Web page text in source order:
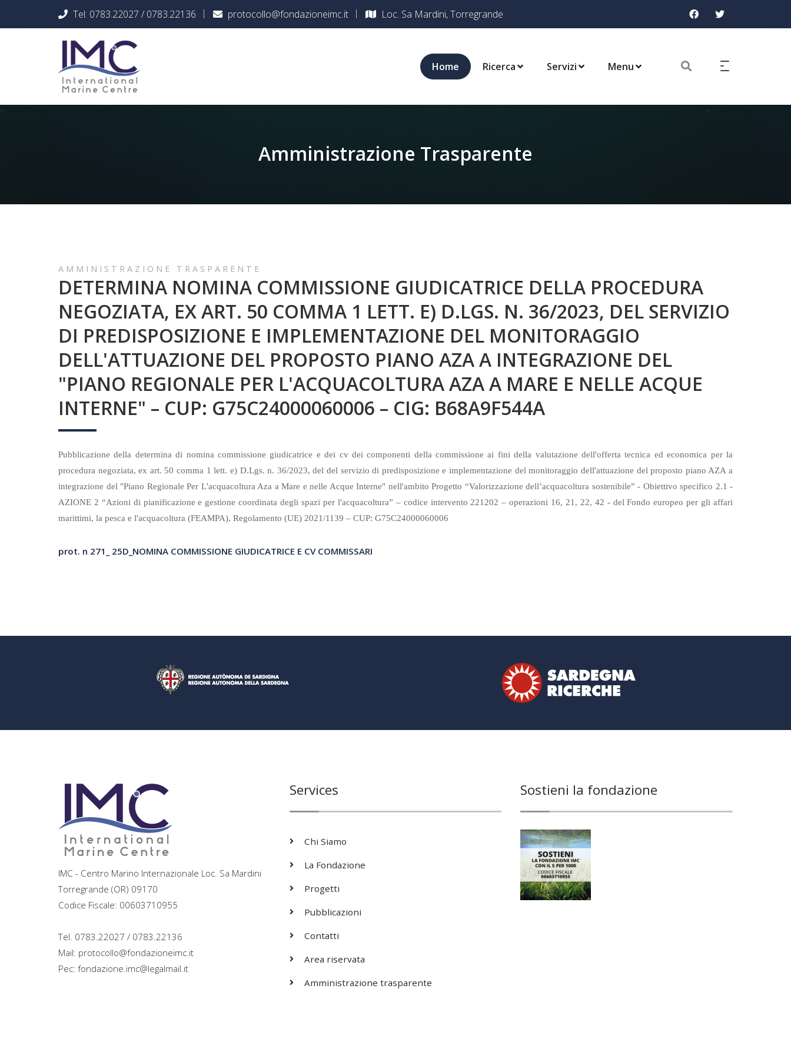
Tel: 0783.22027 / 0783.22136 protocollo@fondazioneimc.it Loc. Sa Mardini, Torregrande
Home Ricerca Servizi Menu
Amministrazione Trasparente
AMMINISTRAZIONE TRASPARENTE
DETERMINA NOMINA COMMISSIONE GIUDICATRICE DELLA PROCEDURA
NEGOZIATA, EX ART. 50 COMMA 1 LETT. E) D.LGS. N. 36/2023, DEL SERVIZIO
DI PREDISPOSIZIONE E IMPLEMENTAZIONE DEL MONITORAGGIO
DELL'ATTUAZIONE DEL PROPOSTO PIANO AZA A INTEGRAZIONE DEL
"PIANO REGIONALE PER L'ACQUACOLTURA AZA A MARE E NELLE ACQUE
INTERNE" – CUP: G75C24000060006 – CIG: B68A9F544A
Pubblicazione della determina di nomina commissione giudicatrice e dei cv dei componenti della commissione ai fini della valutazione dell'offerta tecnica ed economica per la
procedura negoziata, ex art. 50 comma 1 lett. e) D.Lgs. n. 36/2023, del del servizio di predisposizione e implementazione del monitoraggio dell'attuazione del proposto piano AZA a
integrazione del "Piano Regionale Per L'acquacoltura Aza a Mare e nelle Acque Interne" nell'ambito Progetto “Valorizzazione dell’acquacoltura sostenibile” - Obiettivo specifico 2.1 -
AZIONE 2 “Azioni di pianificazione e gestione coordinata degli spazi per l'acquacoltura” – codice intervento 221202 – operazioni 16, 21, 22, 42 - del Fondo europeo per gli affari
marittimi, la pesca e l'acquacoltura (FEAMPA), Regolamento (UE) 2021/1139 – CUP: G75C24000060006
prot. n 271_ 25D_NOMINA COMMISSIONE GIUDICATRICE E CV COMMISSARI
IMC - Centro Marino Internazionale Loc. Sa Mardini
Torregrande (OR) 09170
Codice Fiscale: 00603710955
Tel. 0783.22027 / 0783.22136
Mail: protocollo@fondazioneimc.it
Pec: fondazione.imc@legalmail.it
Services
Chi Siamo
La Fondazione
Progetti
Pubblicazioni
Contatti
Area riservata
Amministrazione trasparente
Sostieni la fondazione